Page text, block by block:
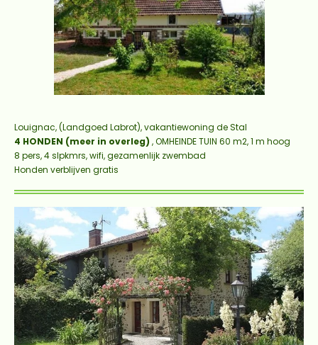
Louignac, (Landgoed Labrot), vakantiewoning de Stal
4 HONDEN (meer in overleg) , OMHEINDE TUIN 60 m2, 1 m hoog
8 pers, 4 slpkmrs, wifi, gezamenlijk zwembad
Honden verblijven gratis